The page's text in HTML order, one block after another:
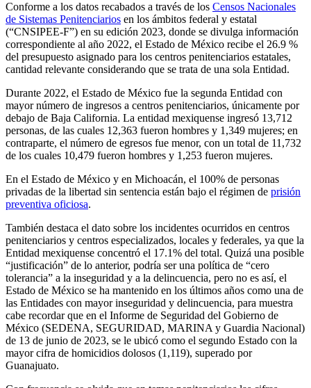
Bluesky
Conforme a los datos recabados a través de los Censos Nacionales
de Sistemas Penitenciarios en los ámbitos federal y estatal
(“CNSIPEE-F”) en su edición 2023, donde se divulga información
correspondiente al año 2022, el Estado de México recibe el 26.9 %
del presupuesto asignado para los centros penitenciarios estatales,
cantidad relevante considerando que se trata de una sola Entidad.
Durante 2022, el Estado de México fue la segunda Entidad con
mayor número de ingresos a centros penitenciarios, únicamente por
debajo de Baja California. La entidad mexiquense ingresó 13,712
personas, de las cuales 12,363 fueron hombres y 1,349 mujeres; en
contraparte, el número de egresos fue menor, con un total de 11,732
de los cuales 10,479 fueron hombres y 1,253 fueron mujeres.
En el Estado de México y en Michoacán, el 100% de personas
privadas de la libertad sin sentencia están bajo el régimen de prisión
preventiva oficiosa.
También destaca el dato sobre los incidentes ocurridos en centros
penitenciarios y centros especializados, locales y federales, ya que la
Entidad mexiquense concentró el 17.1% del total. Quizá una posible
“justificación” de lo anterior, podría ser una política de “cero
tolerancia” a la inseguridad y a la delincuencia, pero no es así, el
Estado de México se ha mantenido en los últimos años como una de
las Entidades con mayor inseguridad y delincuencia, para muestra
cabe recordar que en el Informe de Seguridad del Gobierno de
México (SEDENA, SEGURIDAD, MARINA y Guardia Nacional)
de 13 de junio de 2023, se le ubicó como el segundo Estado con la
mayor cifra de homicidios dolosos (1,119), superado por
Guanajuato.